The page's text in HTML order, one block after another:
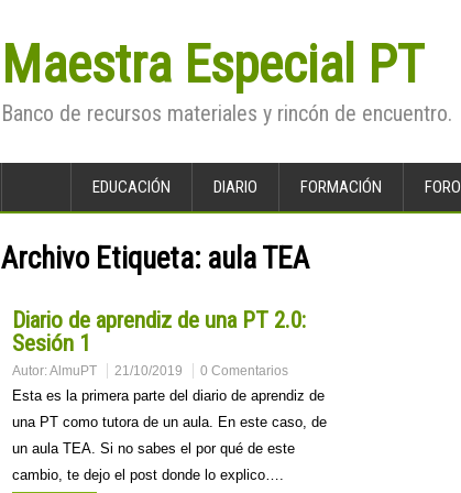
Maestra Especial PT
Banco de recursos materiales y rincón de encuentro.
EDUCACIÓN DIARIO FORMACIÓN FORO
Archivo Etiqueta: aula TEA
Diario de aprendiz de una PT 2.0:
Sesión 1
Autor:AlmuPT 21/10/2019 0 Comentarios
Esta es la primera parte del diario de aprendiz de
una PT como tutora de un aula. En este caso, de
un aula TEA. Si no sabes el por qué de este
cambio, te dejo el post donde lo explico….